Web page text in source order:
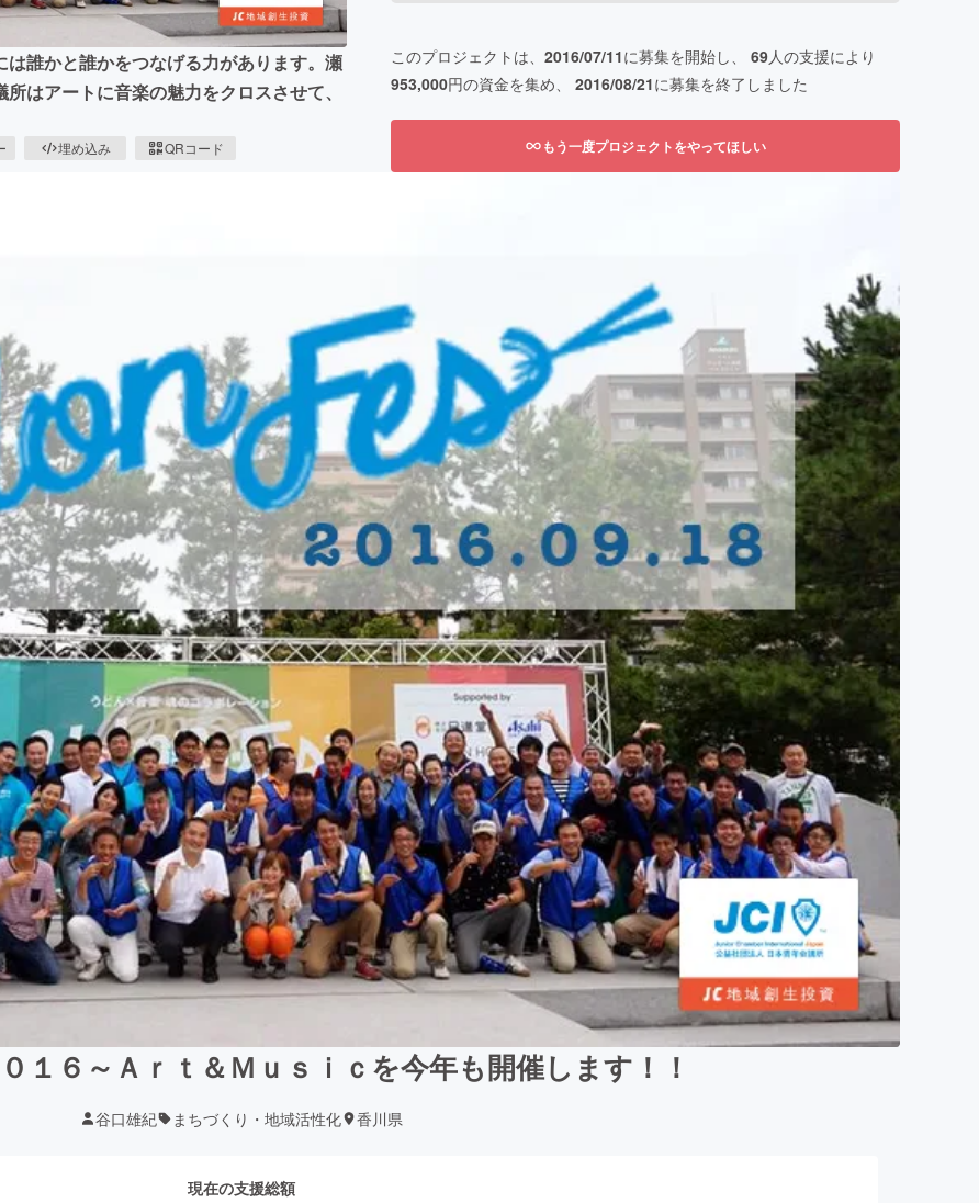
誰かと誰かをつなげる⼒があります。瀬
はアートに音楽の魅⼒をクロスさせて、
埋め込み QRコード
このプロジェクトは、 2016/07/11に募集を開始し、 69人の支援により
953,000円の資金を集め、 2016/08/21に募集を終了しました
もう一度プロジェクトをやってほしい
１６～Ａｒｔ＆Ｍｕｓｉｃを今年も開催します！！
谷口雄紀 まちづくり・地域活性化 香川県
現在の支援総額